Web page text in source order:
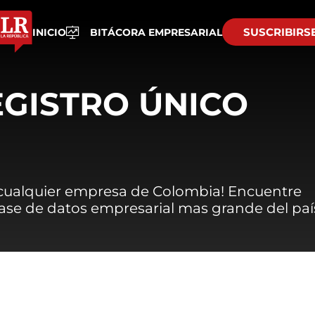
INICIO BITÁCORA EMPRESARIAL
ÚNICO
empresa de Colombia! Encuentre
de datos empresarial mas grande del